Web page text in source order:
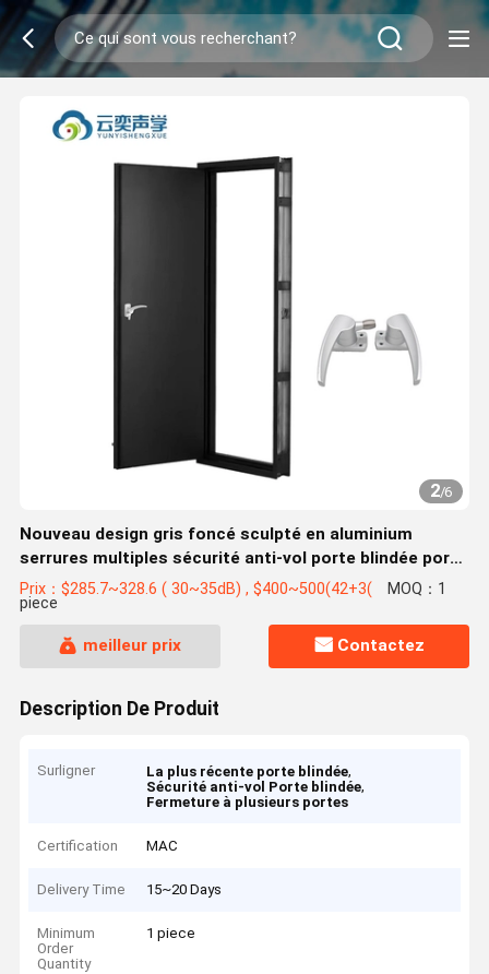
2/6
Nouveau design gris foncé sculpté en aluminium
serrures multiples sécurité anti-vol porte blindée porte
d'entrée principale villa manoir
Prix：$285.7~328.6 ( 30~35dB) , $400~500(42+3( MOQ：1
piece
meilleur prix Contactez
Description De Produit
Surligner La plus récente porte blindée,
Sécurité anti-vol Porte blindée,
Fermeture à plusieurs portes
Certification MAC
Delivery Time 15~20 Days
Minimum
Order
Quantity
1 piece